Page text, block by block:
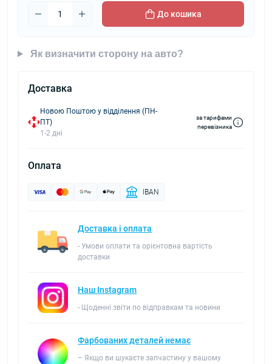
До кошика
Як визначити сторону на авто?
Доставка
Новою Поштою у відділення (ПН-
ПТ)
1-2 дні
за тарифами
перевізника
Оплата
IBAN
Доставка і оплата
- Умови оплати та орієнтовна вартість
доставки
Наш Instagram
- Щоденні звіти по відправкам та новини
Фарбованих деталей немає
– Якщо ви шукаєте запчастину у вашому